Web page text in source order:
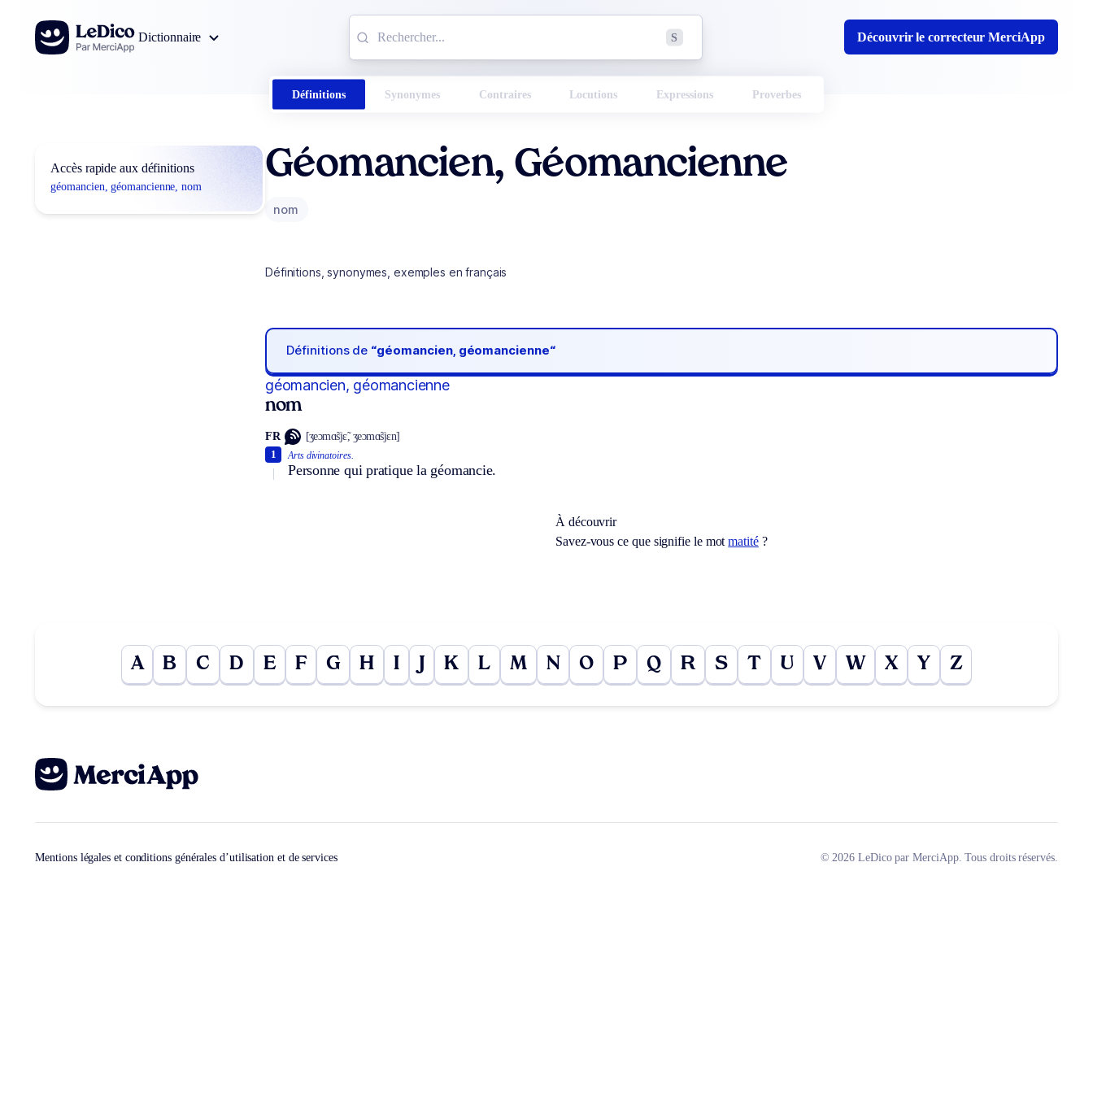
Aller au contenu
Dictionnaire
S Découvrir le correcteur MerciApp
Définitions Synonymes Contraires Locutions Expressions Proverbes
Accès rapide aux définitions
géomancien, géomancienne, nom
Géomancien, Géomancienne
nom
Définitions, synonymes, exemples en français
Définitions de “géomancien, géomancienne“
géomancien, géomancienne
nom
FR [ʒeɔmɑ̃sjɛ̃, ʒeɔmɑ̃sjɛn]
Arts divinatoires.
Personne qui pratique la géomancie.
1
À découvrir
Savez-vous ce que signifie le motmatité?
A B C D E F G H I K L M N O P Q R S T U V W X Y Z
Mentions légales et conditions générales d’utilisation et de services © 2026 LeDico par MerciApp. Tous droits réservés.